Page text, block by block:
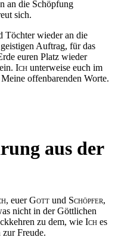
an die Schöpfung
sich.
Töchter wieder an die
Auftrag, für das
euren Platz wieder
Ich unterweise euch im
offenbarenden Worte.
aus der
, euerGott und Schöpfer,
nicht in der Göttlichen
zu dem, wie Ich es
Freude.